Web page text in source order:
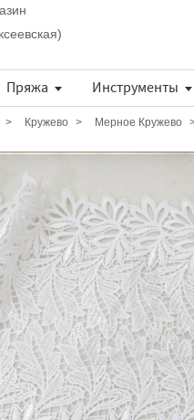
Пряжа Инструменты
Кружево Мерное Кружево